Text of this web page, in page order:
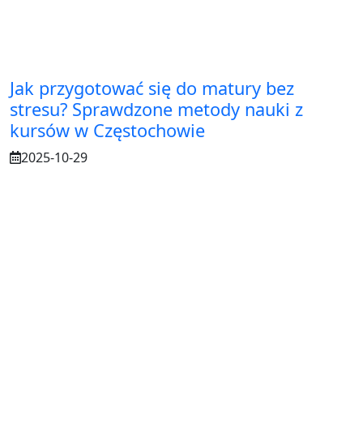
Jak przygotować się do matury bez
stresu? Sprawdzone metody nauki z
kursów w Częstochowie
2025-10-29